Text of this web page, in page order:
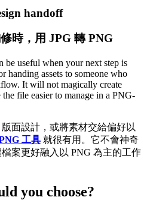
handoff
時，用 JPG 轉 PNG
be useful when your next step is
handing assets to someone who
It will not magically create
file easier to manage in a PNG-
面設計，或將素材交給偏好以
工具 就很有用。它不會神奇
案更好融入以 PNG 為主的工作
you choose?